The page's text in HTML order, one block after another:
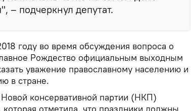
– подчеркнул депутат.
году во время обсуждения вопроса о
Рождество официальным выходным
уважение православному населению и
в стране.
консервативной партии (НКП)